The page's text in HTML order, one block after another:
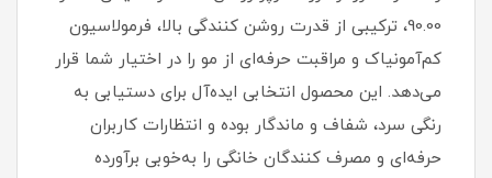
90.00، ترکیبی از قدرت روشن‌ کنندگی بالا، فرمولاسیون
کم‌آمونیاک و مراقبت حرفه‌ای از مو را در اختیار شما قرار
می‌دهد. این محصول انتخابی ایده‌آل برای دستیابی به
رنگی سرد، شفاف و ماندگار بوده و انتظارات کاربران
حرفه‌ای و مصرف‌ کنندگان خانگی را به‌خوبی برآورده